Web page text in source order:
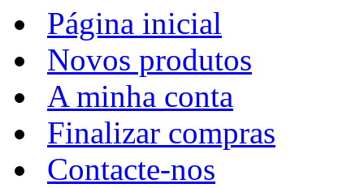
Página inicial
Novos produtos
A minha conta
Finalizar compras
Contacte-nos